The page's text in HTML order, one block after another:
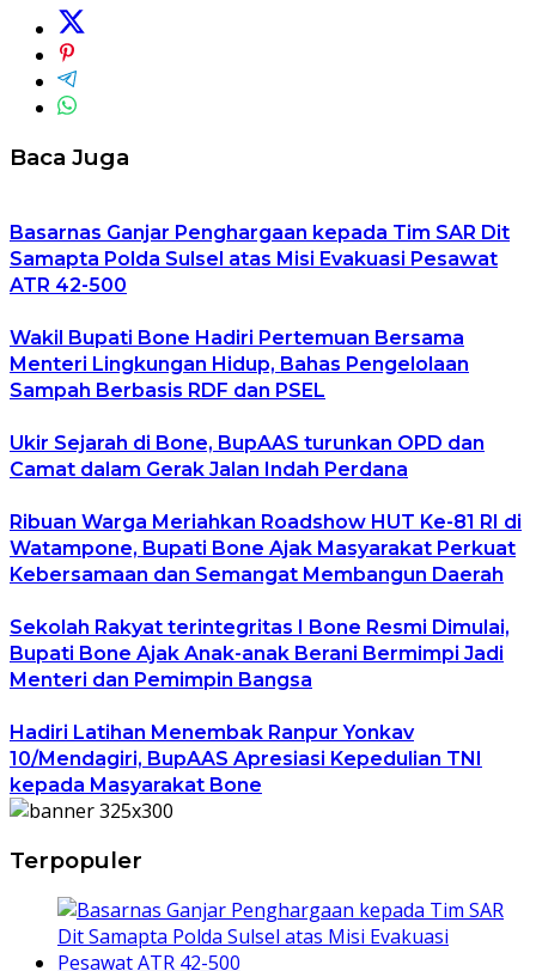
Baca Juga
Basarnas Ganjar Penghargaan kepada Tim SAR Dit
Samapta Polda Sulsel atas Misi Evakuasi Pesawat
ATR 42-500
Wakil Bupati Bone Hadiri Pertemuan Bersama
Menteri Lingkungan Hidup, Bahas Pengelolaan
Sampah Berbasis RDF dan PSEL
Ukir Sejarah di Bone, BupAAS turunkan OPD dan
Camat dalam Gerak Jalan Indah Perdana
Ribuan Warga Meriahkan Roadshow HUT Ke-81 RI di
Watampone, Bupati Bone Ajak Masyarakat Perkuat
Kebersamaan dan Semangat Membangun Daerah
Sekolah Rakyat terintegritas I Bone Resmi Dimulai,
Bupati Bone Ajak Anak-anak Berani Bermimpi Jadi
Menteri dan Pemimpin Bangsa
Hadiri Latihan Menembak Ranpur Yonkav
10/Mendagiri, BupAAS Apresiasi Kepedulian TNI
kepada Masyarakat Bone
Terpopuler